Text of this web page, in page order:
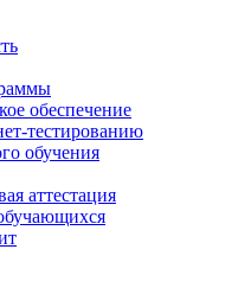
обеспечение
тестированию
обучения
аттестация